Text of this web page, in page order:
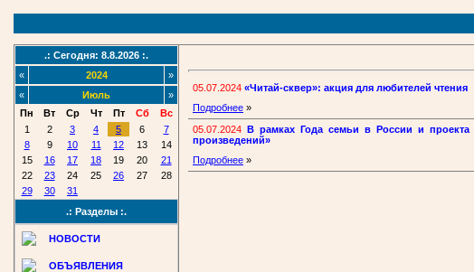
.: Сегодня: 8.8.2026 :.
«
2024
»
«
Июль
»
Пн
Вт Ср Чт Пт Сб
Вс
1
2 3 4 5 6
7
8
9 10 11 12 13
14
15
16 17 18 19 20
21
22
23 24 25 26 27
28
29
30
31
.: Разделы :.
НОВОСТИ
ОБЪЯВЛЕНИЯ
05.07.2024 «Читай-сквер»: акция для любителей чтения
Подробнее »
05.07.2024 В рамках Года семьи в России и проекта
произведений»
Подробнее »